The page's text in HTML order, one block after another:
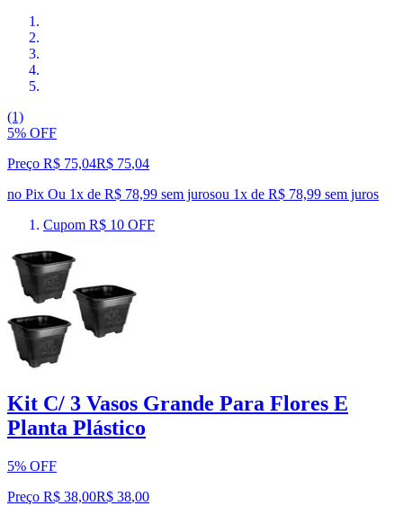
(1)
5% OFF
Preço R$ 75,04R$ 75,04
no Pix Ou 1x de R$ 78,99 sem jurosou 1x de R$ 78,99 sem juros
Cupom R$ 10 OFF
Kit C/ 3 Vasos Grande Para Flores E
Planta Plástico
5% OFF
Preço R$ 38,00R$ 38,00